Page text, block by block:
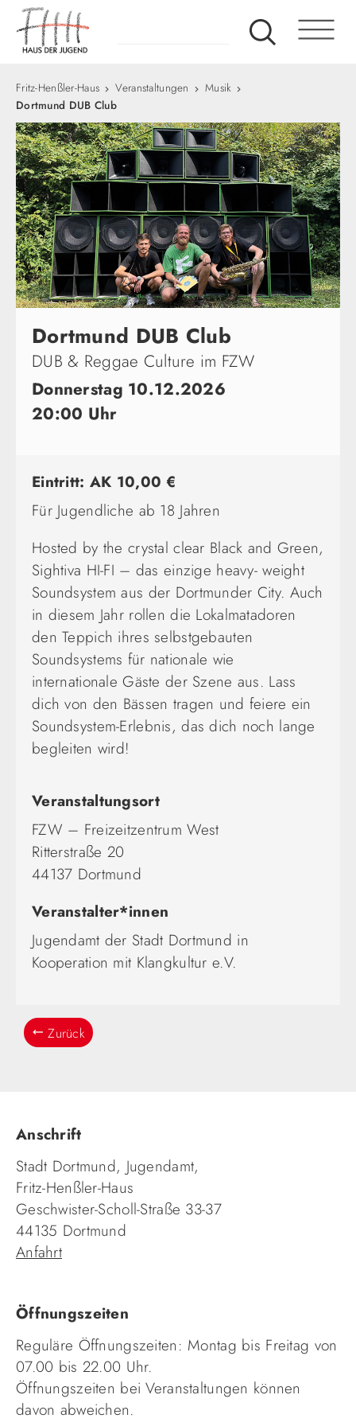
Fritz-Henßler-Haus Veranstaltungen
Musik
Dortmund DUB Club
Dortmund DUB Club
DUB & Reggae Culture im FZW
Donnerstag 10.12.2026
20:00 Uhr
Eintritt: AK 10,00 €
Für Jugendliche ab 18 Jahren
Hosted by the crystal clear Black and Green,
Sightiva HI-FI – das einzige heavy- weight
Soundsystem aus der Dortmunder City. Auch
in diesem Jahr rollen die Lokalmatadoren
den Teppich ihres selbstgebauten
Soundsystems für nationale wie
internationale Gäste der Szene aus. Lass
dich von den Bässen tragen und feiere ein
Soundsystem-Erlebnis, das dich noch lange
begleiten wird!
Veranstaltungsort
FZW – Freizeitzentrum West
Ritterstraße 20
44137 Dortmund
Veranstalter*innen
Jugendamt der Stadt Dortmund in
Kooperation mit Klangkultur e.V.
Zurück
Anschrift
Stadt Dortmund, Jugendamt,
Fritz-Henßler-Haus
Geschwister-Scholl-Straße 33-37
44135 Dortmund
Anfahrt
Öffnungszeiten
Reguläre Öffnungszeiten: Montag bis Freitag von
07.00 bis 22.00 Uhr.
Öffnungszeiten bei Veranstaltungen können
davon abweichen.